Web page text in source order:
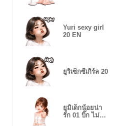
Yuri sexy girl
20 EN
ยูริเซ็กซี่เกิร์ล 20
ยูมิเด็กน้อยน่า
รัก 01 บิ๊ก ไม่มี